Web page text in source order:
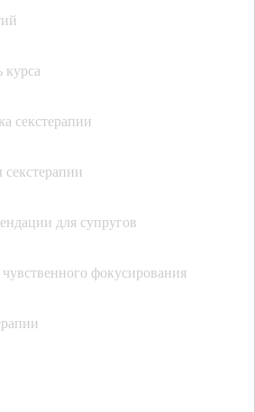
курса
секстерапии
для супругов
фокусирования